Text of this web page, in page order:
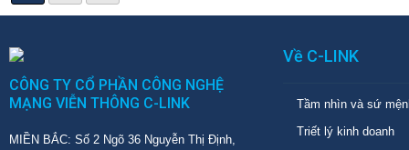
CÔNG TY CỔ PHẦN CÔNG NGHỆ
MẠNG VIỄN THÔNG C-LINK
MIỀN BẮC: Số 2 Ngõ 36 Nguyễn Thị Định,
Về C-LINK
Tầm nhìn và sứ
Triết lý kinh doanh